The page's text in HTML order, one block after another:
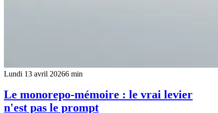
Lundi 13 avril 20266 min
Le monorepo-mémoire : le vrai levier
n'est pas le prompt